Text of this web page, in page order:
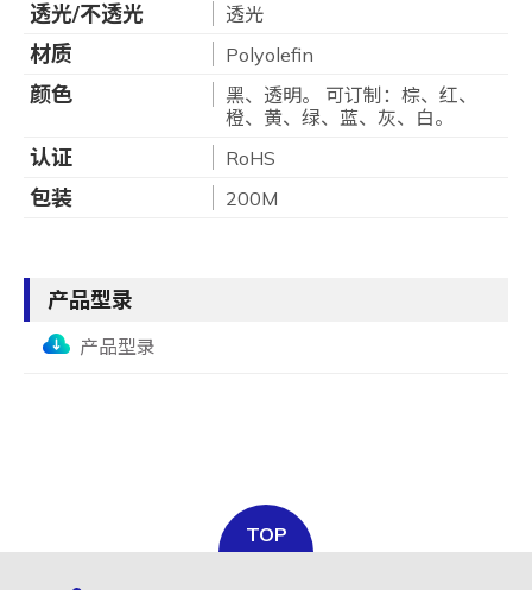
透光/不透光 透光
材质 Polyolefin
颜色
黑、透明。 可订制：棕、红、
橙、黄、绿、蓝、灰、白。
认证 RoHS
包装 200M
产品型录
产品型录
TOP